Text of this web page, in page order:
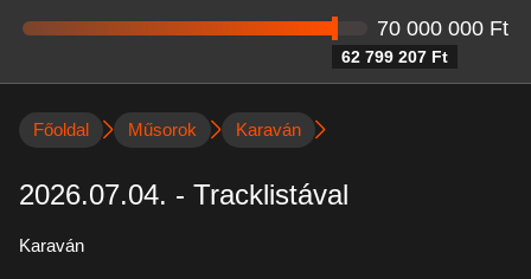
62 799 207 Ft
70 000 000 Ft
Főoldal Műsorok Karaván
2026.07.04. - Tracklistával
Karaván